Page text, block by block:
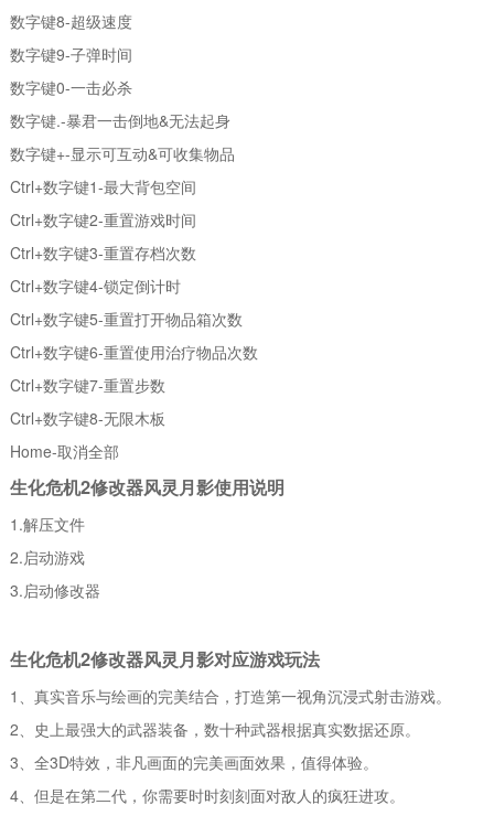
数字键8-超级速度
数字键9-子弹时间
数字键0-一击必杀
数字键.-暴君一击倒地&无法起身
数字键+-显示可互动&可收集物品
Ctrl+数字键1-最大背包空间
Ctrl+数字键2-重置游戏时间
Ctrl+数字键3-重置存档次数
Ctrl+数字键4-锁定倒计时
Ctrl+数字键5-重置打开物品箱次数
Ctrl+数字键6-重置使用治疗物品次数
Ctrl+数字键7-重置步数
Ctrl+数字键8-无限木板
Home-取消全部
生化危机2修改器风灵月影使用说明
1.解压文件
2.启动游戏
3.启动修改器
生化危机2修改器风灵月影对应游戏玩法
1、真实音乐与绘画的完美结合，打造第一视角沉浸式射击游戏。
2、史上最强大的武器装备，数十种武器根据真实数据还原。
3、全3D特效，非凡画面的完美画面效果，值得体验。
4、但是在第二代，你需要时时刻刻面对敌人的疯狂进攻。